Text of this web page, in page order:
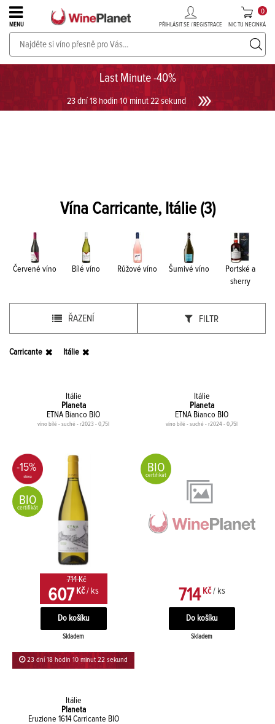
Last Minute -40%
23 dní 18 hodin 10 minut 22 sekund
MENU PŘIHLÁSIT SE / REGISTRACE NIC TU NECINKÁ
0
PROSECCO v akci až do -30%!UKÁZAT PROSECCO
Vína Carricante, Itálie(3)
Červené víno Bílé víno Růžové víno Šumivé víno
Portské a
sherry
ŘAZENÍ FILTR
Carricante Itálie
Itálie
Planeta
ETNA Bianco BIO
víno bílé - suché - r2023 - 0,75l
-15%
BIO
certifikát
714 Kč
607Kč / ks
Skladem
23 dní 18 hodin 10 minut 22 sekund
Itálie
Planeta
ETNA Bianco BIO
víno bílé - suché - r2024 - 0,75l
BIO
certifikát
714 Kč / ks
Skladem
Itálie
Planeta
Eruzione 1614 Carricante BIO